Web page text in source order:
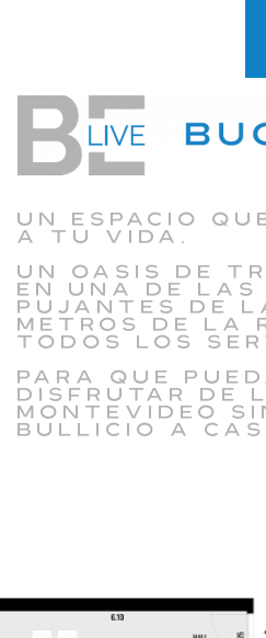
Un espacio
a tu vida.
Un oasis de
en una de las
pujantes de
metros de la
todos los
Para que
disfrutar de
Montevideo
bullicio a